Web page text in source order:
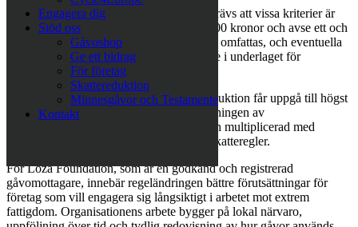
Engagera dig
Stöd oss
Gåvoshop
Ge ett bidrag
För företag
Skattereduktion
Minnesgåvor och Testamente
Kontakt
För att en gåva ska omfattas av reglerna krävs att vissa kriterier är
uppfyllda. Gåvan ska uppgå till minst 2 000 kronor och avse ett och
samma gåvotillfälle. Endast penninggåvor omfattas, och eventuella
omkostnader kopplade till gåvan ingår inte i underlaget för
skattereduktion.
Det sammanlagda underlaget för skattereduktion får uppgå till högst
800 000 kronor per beskattningsår. Beräkningen av
skattereduktionen baseras på bolagsskatten multiplicerad med
gåvounderlaget, i enlighet med gällande skatteregler.
För Loza Foundation, som är en godkänd och registrerad
gåvomottagare, innebär regeländringen bättre förutsättningar för
företag som vill engagera sig långsiktigt i arbetet mot extrem
fattigdom. Organisationens arbete bygger på lokal närvaro,